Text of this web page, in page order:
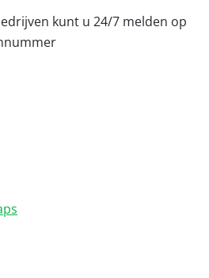
kunt u 24/7 melden op